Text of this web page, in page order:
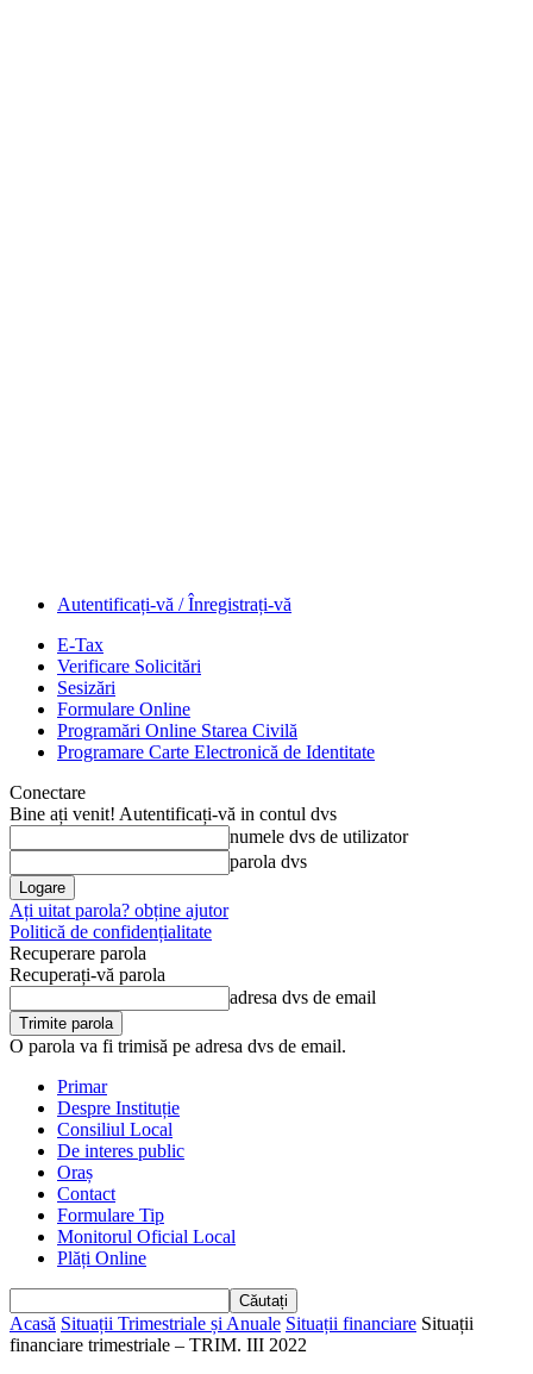
Autentificați-vă / Înregistrați-vă
E-Tax
Verificare Solicitări
Sesizări
Formulare Online
Programări Online Starea Civilă
Programare Carte Electronică de Identitate
Conectare
Bine ați venit! Autentificați-vă in contul dvs
numele dvs de utilizator
parola dvs
Ați uitat parola? obține ajutor
Politică de confidențialitate
Recuperare parola
Recuperați-vă parola
adresa dvs de email
O parola va fi trimisă pe adresa dvs de email.
Primar
Despre Instituție
Consiliul Local
De interes public
Oraș
Contact
Formulare Tip
Monitorul Oficial Local
Plăți Online
Acasă Situații Trimestriale și Anuale Situații financiare Situații
financiare trimestriale – TRIM. III 2022